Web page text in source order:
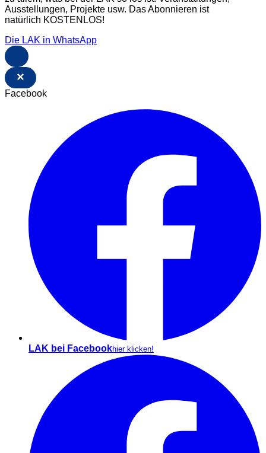
Ausstellungen, Projekte usw. Das Abonnieren ist
natürlich KOSTENLOS!
Die LAK in WhatsApp
×
Facebook
LAK bei Facebookhier klicken!